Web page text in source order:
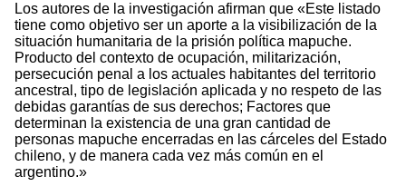
Los autores de la investigación afirman que «Este listado
tiene como objetivo ser un aporte a la visibilización de la
situación humanitaria de la prisión política mapuche.
Producto del contexto de ocupación, militarización,
persecución penal a los actuales habitantes del territorio
ancestral, tipo de legislación aplicada y no respeto de las
debidas garantías de sus derechos; Factores que
determinan la existencia de una gran cantidad de
personas mapuche encerradas en las cárceles del Estado
chileno, y de manera cada vez más común en el
argentino.»